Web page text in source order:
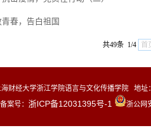
春，告白祖国
共49条 1/4 首
海财经大学浙江学院语言与文化传播学院 地
备案号： 浙ICP备12031395号-1 浙公网